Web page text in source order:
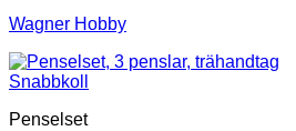
Wagner Hobby
Snabbkoll
Penselset